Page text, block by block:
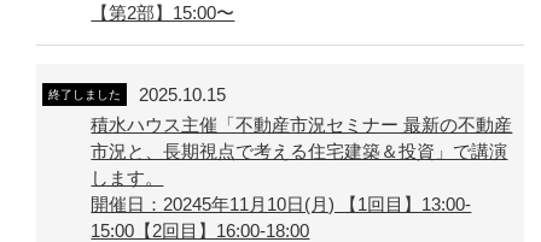
【第2部】15:00〜
終了しました
2025.10.15
積水ハウス主催「不動産市況セミナー 最新の不動産
市況と、長期視点で考える住宅建築＆投資」で講演
します。
開催日：20245年11月10日(月) 【1回目】13:00-
15:00【2回目】16:00-18:00